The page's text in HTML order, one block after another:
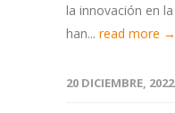
la innovación en
han... read more →
20 DICIEMBRE, 2022